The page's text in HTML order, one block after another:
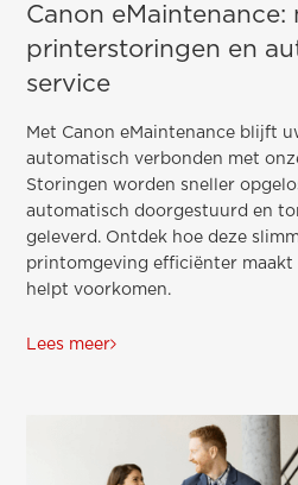
Canon eMaintenance:
printerstoringen en
service
Met Canon eMaintenance blijft
automatisch verbonden met
Storingen worden sneller
automatisch doorgestuurd en
geleverd. Ontdek hoe deze
printomgeving efficiënter maakt
helpt voorkomen.
Lees meer